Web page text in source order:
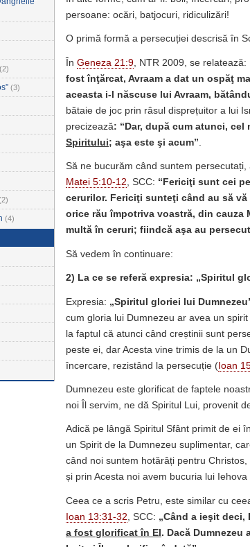
(2)
(3)
(4)
persoane: ocări, batjocuri, ridiculizări!
O primă formă a persecuției descrisă în
În Geneza 21:9 , NTR 2009, se relatează:
fost înţărcat, Avraam a dat un ospăţ
aceasta i-l născuse lui Avraam,
bătaie de joc prin râsul disprețuitor a lui
precizează: “Dar, după cum atunci,
Spiritului; aşa este şi acum”
Să ne bucurăm când suntem
Matei 5:10-12, SCC: “Fericiţi sunt cei
cerurilor. Fericiţi sunteţi când au să
orice rău împotriva voastră, din cauza
multă în ceruri; fiindcă aşa au
Să vedem în continuare:
2) La ce se referă expresia: „Spiritul
Expresia: „Spiritul gloriei lui
cum gloria lui Dumnezeu ar avea un
la faptul că atunci când creștinii sunt
peste ei, dar Acesta vine trimis de la un
încercare, rezistând la persecuție (Ioan
Dumnezeu este glorificat de faptele
noi Îl servim, ne dă Spiritul Lui, provenit
Adică pe lângă Spiritul Sfânt primit de ei
un Spirit de la Dumnezeu suplimentar,
când noi suntem hotărâți pentru
și prin Acesta noi avem bucuria lui
Ceea ce a scris Petru, este similar cu
Ioan 13:31-32 , SCC: „Când a ieşit
a fost glorificat în El . Dacă